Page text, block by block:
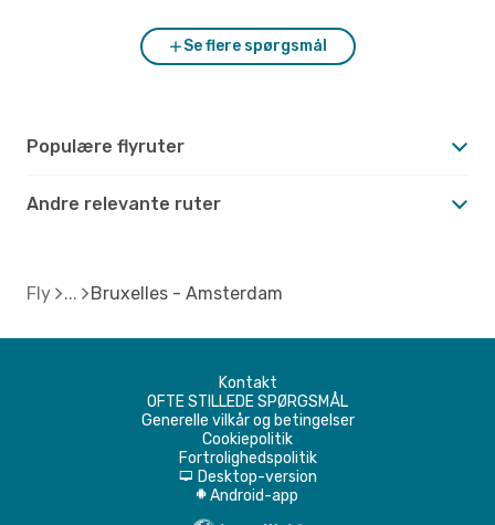
Se flere spørgsmål
Populære flyruter
Andre relevante ruter
Fly Bruxelles - Amsterdam
Kontakt
OFTE STILLEDE SPØRGSMÅL
Generelle vilkår og betingelser
Cookiepolitik
Fortrolighedspolitik
d Desktop-version
A Android-app